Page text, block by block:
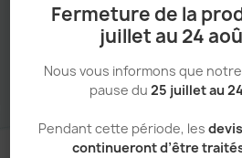
Fermeture de la
juillet au 24
Nous vous informons que
pause du 25 juillet au
Pendant cette période, les
continueront d’être
Sans minimum de